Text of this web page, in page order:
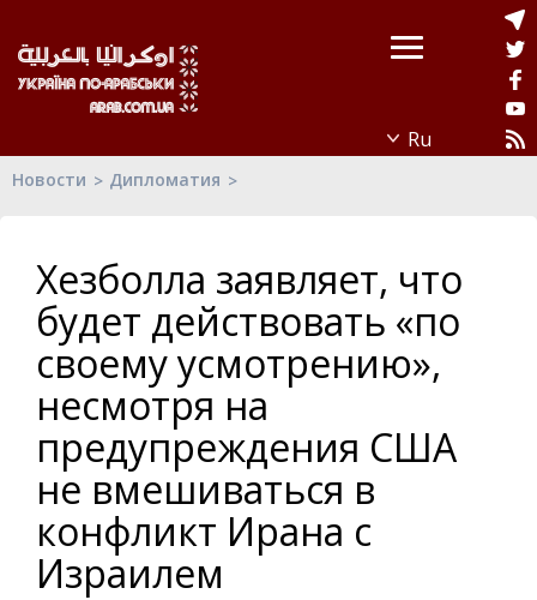
Новости Дипломатия
Хезболла заявляет, что
будет действовать «по
своему усмотрению»,
несмотря на
предупреждения США
не вмешиваться в
конфликт Ирана с
Израилем